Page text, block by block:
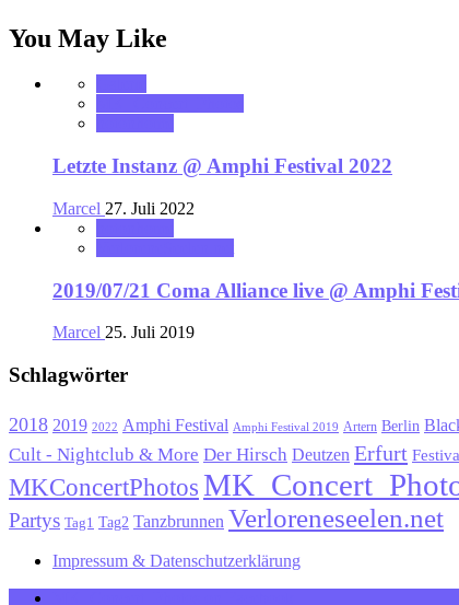
You May Like
Letzte Instanz @ Amphi Festival 2022
Marcel 27. Juli 2022
2019/07/21 Coma Alliance live @ Amphi
Marcel 25. Juli 2019
Schlagwörter
2018 2019 2022 Amphi Festival Amphi Festival 2019 Artern Berlin
Cult - Nightclub & More Der Hirsch Deutzen Erfurt
MKConcertPhotos
Partys Tag1 Tag2 Tanzbrunnen Verloreneseelen.net
Impressum & Datenschutzerklärung